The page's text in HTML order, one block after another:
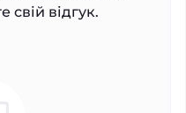
відгук.